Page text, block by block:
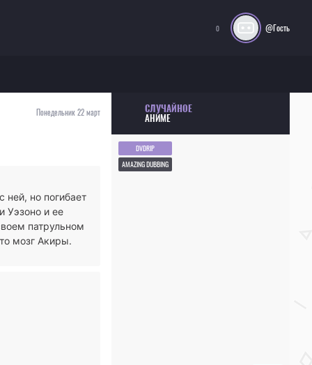
0 @Гость
Понедельник 22 март
ней, но погибает
Уэзоно и ее
патрульном
мозг Акиры.
СЛУЧАЙНОЕ
АНИМЕ
DVDRIP
AMAZING DUBBING